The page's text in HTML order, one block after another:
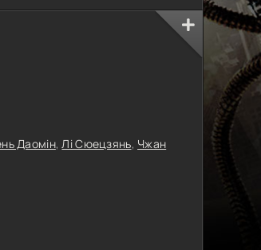
Даомін,Лі Сюецзянь, Чжан